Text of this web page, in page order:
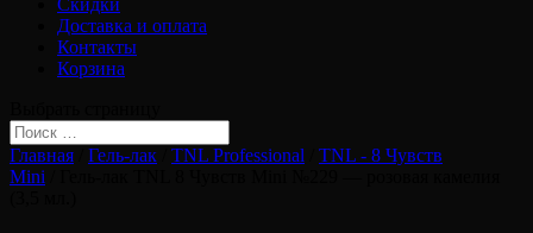
Скидки
Доставка и оплата
Контакты
Корзина
Главная Гель-лак TNL Professional
TNL - 8 Чувств
Mini